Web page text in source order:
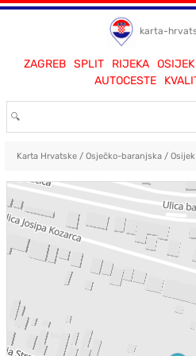
karta-
ZAGREB SPLIT RIJEKA OSIJEK
AUTOCESTE
Karta Hrvatske/ Osječko-baranjska/ Osijek